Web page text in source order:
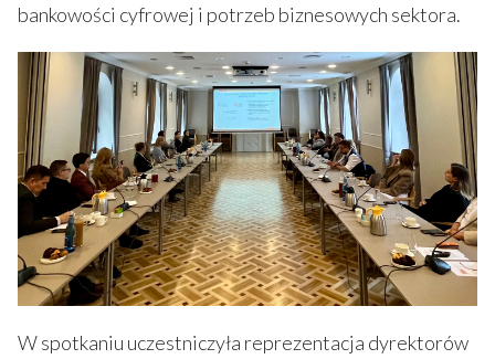
bankowości cyfrowej i potrzeb biznesowych sektora.
W spotkaniu uczestniczyła reprezentacja dyrektorów